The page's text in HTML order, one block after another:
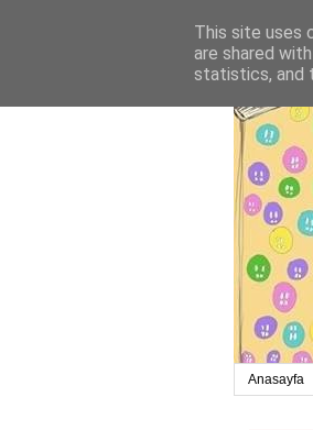
Anasayfa
This site uses
are shared
statistics, and